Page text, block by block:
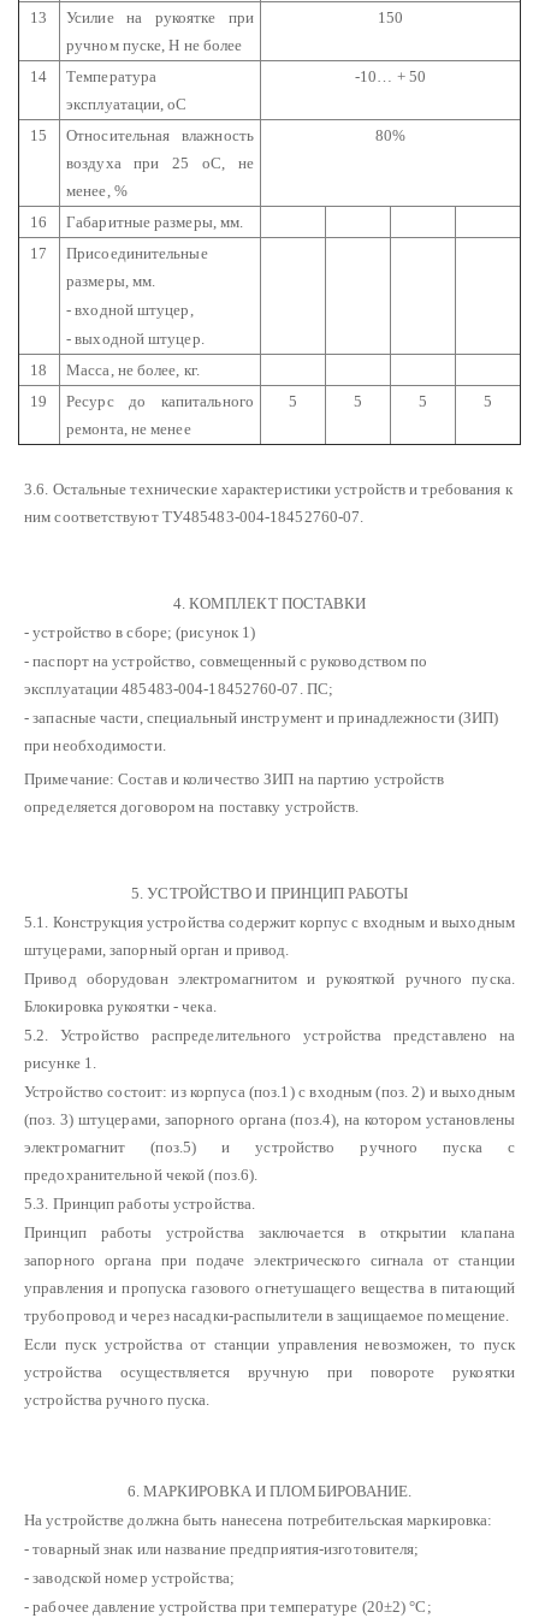
13
Усилие на рукоятке при
ручном пуске, Н не более
150
14
Температура
эксплуатации, оС
-10… + 50
15
Относительная влажность
воздуха при 25 оС, не
менее, %
80%
16
Габаритные размеры, мм.
17
Присоединительные
размеры, мм.
- входной штуцер,
- выходной штуцер.
18
Масса, не более, кг.
19
Ресурс до капитального
ремонта, не менее
5 5 5 5
3.6. Остальные технические характеристики устройств и требования к
ним соответствуют ТУ485483-004-18452760-07.
4. КОМПЛЕКТ ПОСТАВКИ
- устройство в сборе; (рисунок 1)
- паспорт на устройство, совмещенный с руководством по
эксплуатации 485483-004-18452760-07. ПС;
- запасные части, специальный инструмент и принадлежности (ЗИП)
при необходимости.
Примечание: Состав и количество ЗИП на партию устройств
определяется договором на поставку устройств.
5. УСТРОЙСТВО И ПРИНЦИП РАБОТЫ
5.1. Конструкция устройства содержит корпус с входным и выходным
штуцерами, запорный орган и привод.
Привод оборудован электромагнитом и рукояткой ручного пуска.
Блокировка рукоятки - чека.
5.2. Устройство распределительного устройства представлено на
рисунке 1.
Устройство состоит: из корпуса (поз.1) с входным (поз. 2) и выходным
(поз. 3) штуцерами, запорного органа (поз.4), на котором установлены
электромагнит (поз.5) и устройство ручного пуска с
предохранительной чекой (поз.6).
5.3. Принцип работы устройства.
Принцип работы устройства заключается в открытии клапана
запорного органа при подаче электрического сигнала от станции
управления и пропуска газового огнетушащего вещества в питающий
трубопровод и через насадки-распылители в защищаемое помещение.
Если пуск устройства от станции управления невозможен, то пуск
устройства осуществляется вручную при повороте рукоятки
устройства ручного пуска.
6. МАРКИРОВКА И ПЛОМБИРОВАНИЕ.
На устройстве должна быть нанесена потребительская маркировка:
- товарный знак или название предприятия-изготовителя;
- заводской номер устройства;
- рабочее давление устройства при температуре (20±2) °С;